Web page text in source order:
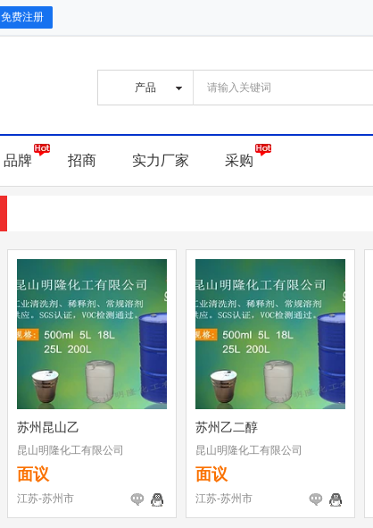
免费注册
品牌 招商 实力厂家 采购
苏州昆山乙
昆山明隆化工有限公司
面议
江苏-苏州市
苏州乙二醇
昆山明隆化工有限公司
面议
江苏-苏州市